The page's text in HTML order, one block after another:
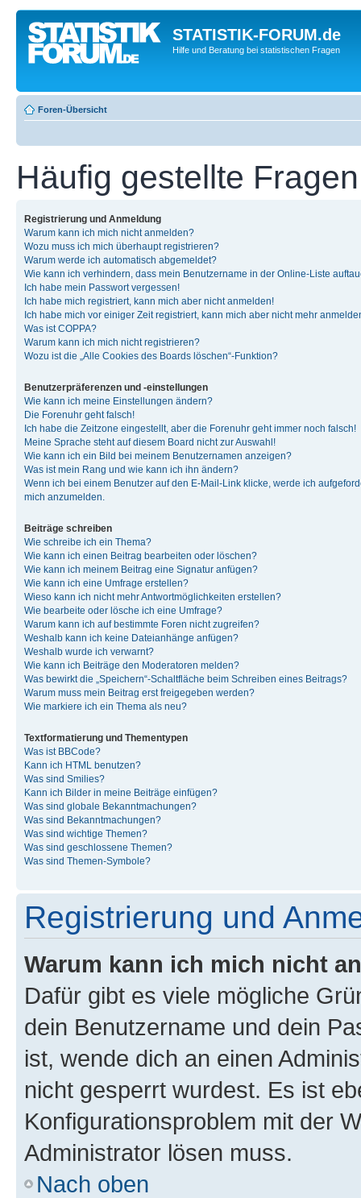
STATISTIK-FORUM.de
Hilfe und Beratung bei statistischen Fragen
Foren-Übersicht
Häufig gestellte Fragen
Registrierung und Anmeldung
Warum kann ich mich nicht anmelden?
Wozu muss ich mich überhaupt registrieren?
Warum werde ich automatisch abgemeldet?
Wie kann ich verhindern, dass mein Benutzername in der Online-Liste
Ich habe mein Passwort vergessen!
Ich habe mich registriert, kann mich aber nicht anmelden!
Ich habe mich vor einiger Zeit registriert, kann mich aber nicht mehr
Was ist COPPA?
Warum kann ich mich nicht registrieren?
Wozu ist die „Alle Cookies des Boards löschen“-Funktion?
Benutzerpräferenzen und -einstellungen
Wie kann ich meine Einstellungen ändern?
Die Forenuhr geht falsch!
Ich habe die Zeitzone eingestellt, aber die Forenuhr geht immer noch falsch!
Meine Sprache steht auf diesem Board nicht zur Auswahl!
Wie kann ich ein Bild bei meinem Benutzernamen anzeigen?
Was ist mein Rang und wie kann ich ihn ändern?
Wenn ich bei einem Benutzer auf den E-Mail-Link klicke, werde ich
mich anzumelden.
Beiträge schreiben
Wie schreibe ich ein Thema?
Wie kann ich einen Beitrag bearbeiten oder löschen?
Wie kann ich meinem Beitrag eine Signatur anfügen?
Wie kann ich eine Umfrage erstellen?
Wieso kann ich nicht mehr Antwortmöglichkeiten erstellen?
Wie bearbeite oder lösche ich eine Umfrage?
Warum kann ich auf bestimmte Foren nicht zugreifen?
Weshalb kann ich keine Dateianhänge anfügen?
Weshalb wurde ich verwarnt?
Wie kann ich Beiträge den Moderatoren melden?
Was bewirkt die „Speichern“-Schaltfläche beim Schreiben eines Beitrags?
Warum muss mein Beitrag erst freigegeben werden?
Wie markiere ich ein Thema als neu?
Textformatierung und Thementypen
Was ist BBCode?
Kann ich HTML benutzen?
Was sind Smilies?
Kann ich Bilder in meine Beiträge einfügen?
Was sind globale Bekanntmachungen?
Was sind Bekanntmachungen?
Was sind wichtige Themen?
Was sind geschlossene Themen?
Was sind Themen-Symbole?
Registrierung und
Warum kann ich mich nicht
Dafür gibt es viele mögliche
dein Benutzername und dein
ist, wende dich an einen
nicht gesperrt wurdest. Es ist
Konfigurationsproblem mit der
Administrator lösen muss.
Nach oben